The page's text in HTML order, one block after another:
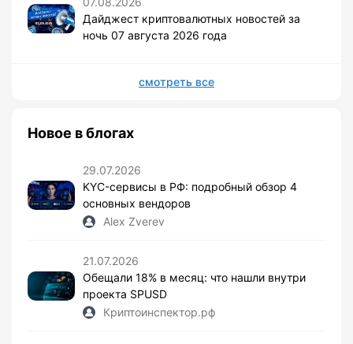
Дайджест криптовалютных новостей за
ночь 07 августа 2026 года
смотреть все
Новое в блогах
29.07.2026
KYC-сервисы в РФ: подробный обзор 4
основных вендоров
Alex Zverev
21.07.2026
Обещали 18% в месяц: что нашли внутри
проекта SPUSD
Криптоинспектор.рф